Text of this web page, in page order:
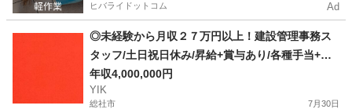
ヒバライドットコム Ad
◎未経験から月収２７万円以上！建設管理事務ス
タッフ/土日祝日休み/昇給+賞与あり/各種手当+寮
完備
年収4,000,000円
YIK
総社市 7月30日